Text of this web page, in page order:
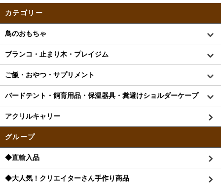
カテゴリー
鳥のおもちゃ
ブランコ・止まり木・プレイジム
ご飯・おやつ・サプリメント
バードテント・飼育用品・保温器具・糞避けショルダーケープ
アクリルキャリー
グループ
◆直輸入品
◆大人気！クリエイターさん手作り商品